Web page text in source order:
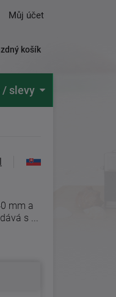
Můj účet
košík
/ slevy
mm a
s ...